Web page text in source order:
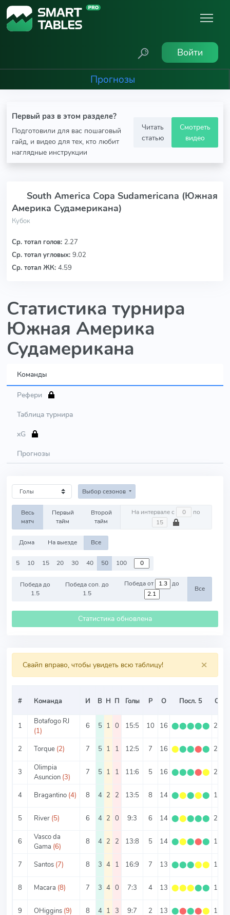
Войти
Прогнозы
Первый раз в этом разделе?
Подготовили для вас пошаговый
гайд, и видео для тех, кто любит
наглядные инструкции
Читать
статью
Смотреть
видео
South America Copa Sudamericana (Южная
Америка Судамерикана)
Кубок
Ср. тотал голов: 2.27
Ср. тотал угловых: 9.02
Ср. тотал ЖК: 4.59
Статистика турнира
Южная Америка
Судамерикана
Команды
Рефери
Таблица турнира
xG
Прогнозы
Выбор сезонов
Весь
матч
Первый
тайм
Второй
тайм
На интервале с по
Дома На выезде Все
5 10 15 20 30 40 50 100
Победа до
1.5
Победа соп. до
1.5
Победа от до
Все
Статистика обновлена
×
Свайп вправо, чтобы увидеть всю таблицу!
# Команда И В Н П Голы Р О Посл. 5 О/И
1
Botafogo RJ
(1)
6 5 1 0 15:5 10 16 ⬤⬤⬤⬤⬤ 2.67
2 Torque (2) 7 5 1 1 12:5 7 16 ⬤⬤⬤⬤⬤ 2.29
3
Olimpia
Asuncion (3)
7 5 1 1 11:6 5 16 ⬤⬤⬤⬤⬤ 2.29
4 Bragantino (4) 8 4 2 2 13:5 8 14 ⬤⬤⬤⬤⬤ 1.75
5 River (5) 6 4 2 0 9:3 6 14 ⬤⬤⬤⬤⬤ 2.33
6
Vasco da
Gama (6)
8 4 2 2 13:8 5 14 ⬤⬤⬤⬤⬤ 1.75
7 Santos (7) 8 3 4 1 16:9 7 13 ⬤⬤⬤⬤⬤ 1.63
8 Macara (8) 7 3 4 0 7:3 4 13 ⬤⬤⬤⬤⬤ 1.86
9 OHiggins (9) 8 4 1 3 9:7 2 13 ⬤⬤⬤⬤⬤ 1.63